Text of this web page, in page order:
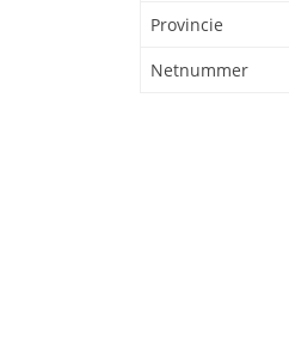
Provincie
Netnummer